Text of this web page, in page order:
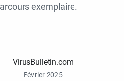
exemplaire.
VirusBulletin.com
Février 2025